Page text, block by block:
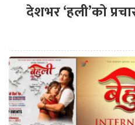
देशभर ‘हली’को